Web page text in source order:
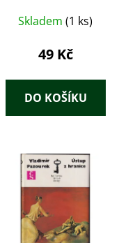
Skladem (1 ks)
49 Kč
DO KOŠÍKU